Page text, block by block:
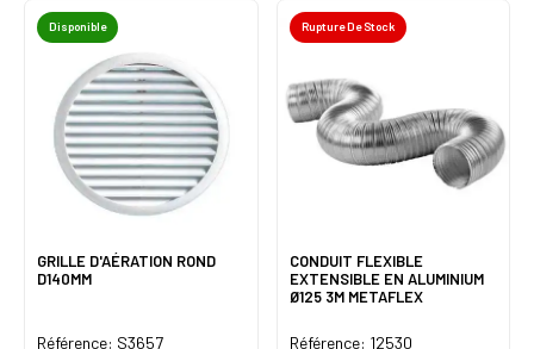
Disponible
GRILLE D'AÉRATION ROND
D140MM
Référence: S3657
Rupture De Stock
CONDUIT FLEXIBLE
EXTENSIBLE EN ALUMINIUM
Ø125 3M METAFLEX
Référence: 12530